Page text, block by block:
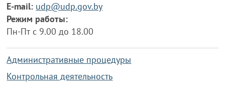
E-mail: udp@udp.gov.by
Режим работы:
Пн-Пт с 9.00 до 18.00
Административные процедуры
Контрольная деятельность